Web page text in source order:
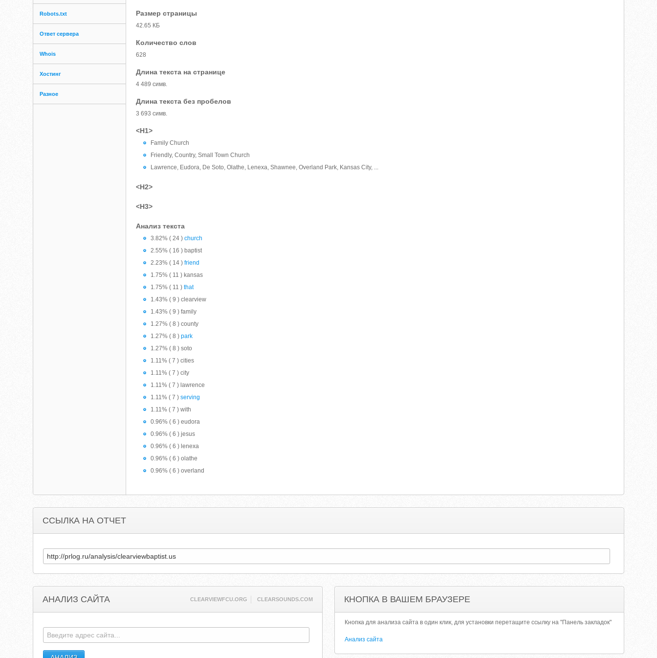
Robots.txt
Ответ сервера
Whois
Хостинг
Разное
Размер страницы
42.65 КБ
Количество слов
628
Длина текста на странице
4 489 симв.
Длина текста без пробелов
3 693 симв.
<H1>
Family Church
Friendly, Country, Small Town Church
Lawrence, Eudora, De Soto, Olathe, Lenexa, Shawnee, Overland Park, Kansas City, ...
<H2>
<H3>
Анализ текста
3.82% ( 24 )church
2.55% ( 16 ) baptist
2.23% ( 14 )friend
1.75% ( 11 ) kansas
1.75% ( 11 )that
1.43% ( 9 ) clearview
1.43% ( 9 ) family
1.27% ( 8 ) county
1.27% ( 8 )park
1.27% ( 8 ) soto
1.11% ( 7 ) cities
1.11% ( 7 ) city
1.11% ( 7 ) lawrence
1.11% ( 7 )serving
1.11% ( 7 ) with
0.96% ( 6 ) eudora
0.96% ( 6 ) jesus
0.96% ( 6 ) lenexa
0.96% ( 6 ) olathe
0.96% ( 6 ) overland
ССЫЛКА НА ОТЧЕТ
АНАЛИЗ САЙТА CLEARVIEWFCU.ORG CLEARSOUNDS.COM КНОПКА В ВАШЕМ БРАУЗЕРЕ
Кнопка для анализа сайта в один клик, для установки перетащите ссылку на "Панель закладок"
Анализ сайта